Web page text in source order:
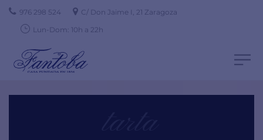
976 298 524
C/ Don Jaime I, 21 Zaragoza
Lun-Dom: 10h a 22h